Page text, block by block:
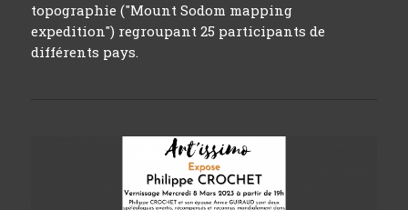
topographie ("Mount Sodom mapping
expedition") regroupant 25 participants de
différents pays.